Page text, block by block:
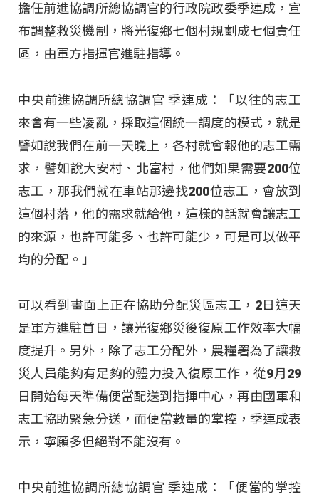
擔任前進協調所總協調官的行政院政委季連成，宣
布調整救災機制，將光復鄉七個村規劃成七個責任
區，由軍方指揮官進駐指導。
中央前進協調所總協調官 季連成：「以往的志工
來會有一些凌亂，採取這個統一調度的模式，就是
譬如說我們在前一天晚上，各村就會報他的志工需
求，譬如說大安村、北富村，他們如果需要200位
志工，那我們就在車站那邊找200位志工，會放到
這個村落，他的需求就給他，這樣的話就會讓志工
的來源，也許可能多、也許可能少，可是可以做平
均的分配。」
可以看到畫面上正在協助分配災區志工，2日這天
是軍方進駐首日，讓光復鄉災後復原工作效率大幅
度提升。另外，除了志工分配外，農糧署為了讓救
災人員能夠有足夠的體力投入復原工作，從9月29
日開始每天準備便當配送到指揮中心，再由國軍和
志工協助緊急分送，而便當數量的掌控，季連成表
示，寧願多但絕對不能沒有。
中央前進協調所總協調官 季連成：「便當的掌控